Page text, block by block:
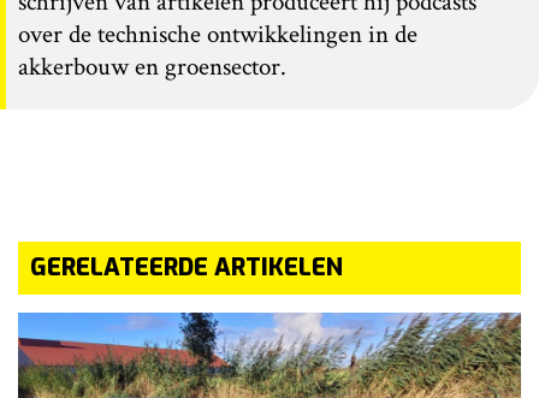
over de technische ontwikkelingen in de
akkerbouw en groensector.
GERELATEERDE ARTIKELEN